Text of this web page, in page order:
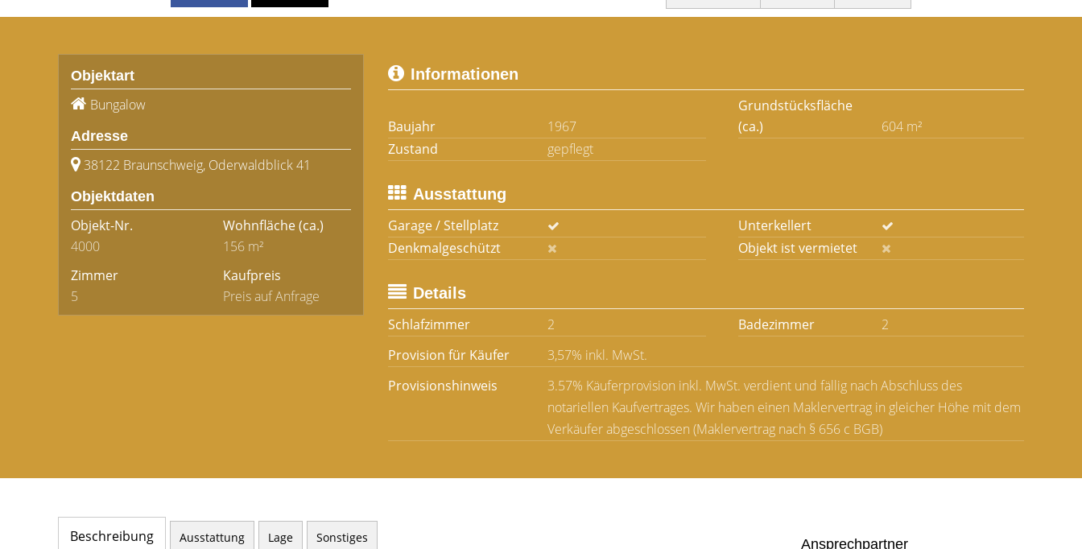
Objektart
Bungalow
Adresse
38122 Braunschweig, Oderwaldblick 41
Objektdaten
Objekt-Nr.
4000
Wohnfläche(ca.)
156 m²
Zimmer
5
Kaufpreis
Preis auf Anfrage
Informationen
Baujahr 1967
Grundstücksfläche
(ca.)
604 m²
Zustand
gepflegt
Ausstattung
Garage / Stellplatz
Unterkellert
Denkmalgeschützt
Objekt ist vermietet
Details
Schlafzimmer
2 Badezimmer
2
Provision für Käufer
3,57% inkl. MwSt.
Provisionshinweis
3.57% Käuferprovision inkl. MwSt. verdient und fällig nach Abschluss des
notariellen Kaufvertrages. Wir haben einen Maklervertrag in gleicher Höhe mit dem
Verkäufer abgeschlossen (Maklervertrag nach § 656 c BGB)
Beschreibung Ausstattung Lage Sonstiges Ansprechpartner